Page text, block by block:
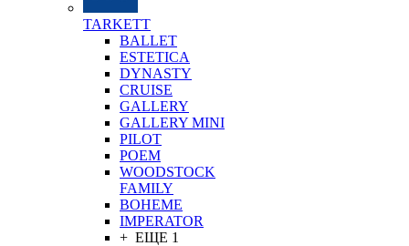
TARKETT
BALLET
ESTETICA
DYNASTY
CRUISE
GALLERY
GALLERY MINI
PILOT
POEM
WOODSTOCK
FAMILY
BOHEME
IMPERATOR
+ ЕЩЕ 1